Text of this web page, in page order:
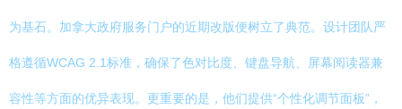
为基石。加拿大政府服务门户的近期改版便树立了典范。设计团队严
格遵循WCAG 2.1标准，确保了色对比度、键盘导航、屏幕阅读器兼
容性等方面的优异表现。更重要的是，他们提供“个性化调节面板”，